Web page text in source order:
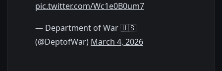
pic.twitter.com/Wc1e0B0um7
— Department of War 🇺🇸
(@DeptofWar) March 4, 2026